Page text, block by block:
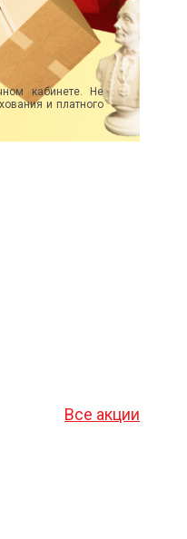
кабинете. Не
и платного
Все акции